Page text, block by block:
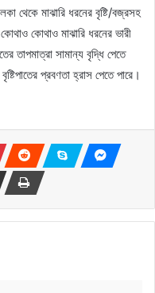
থেকে মাঝারি ধরনের বৃষ্টি/বজ্রসহ
কোথাও মাঝারি ধরনের ভারী
তাপমাত্রা সামান্য বৃদ্ধি পেতে
প্রবণতা হ্রাস পেতে পারে।